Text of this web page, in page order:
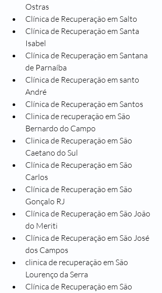
Ostras
Clínica de Recuperação em Salto
Clínica de Recuperação em Santa
Isabel
Clínica de Recuperação em Santana
de Parnaíba
Clínica de Recuperação em santo
André
Clínica de Recuperação em Santos
Clinica de recuperação em São
Bernardo do Campo
Clinica de Recuperação em São
Caetano do Sul
Clínica de Recuperação em São
Carlos
Clínica de Recuperação em São
Gonçalo RJ
Clínica de Recuperação em São João
do Meriti
Clínica de Recuperação em São José
dos Campos
clinica de recuperação em São
Lourenço da Serra
Clínica de Recuperação em São